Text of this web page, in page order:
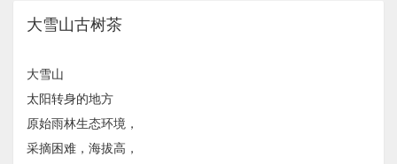
大雪山古树茶
大雪山
太阳转身的地方
原始雨林生态环境，
采摘困难，海拔高，